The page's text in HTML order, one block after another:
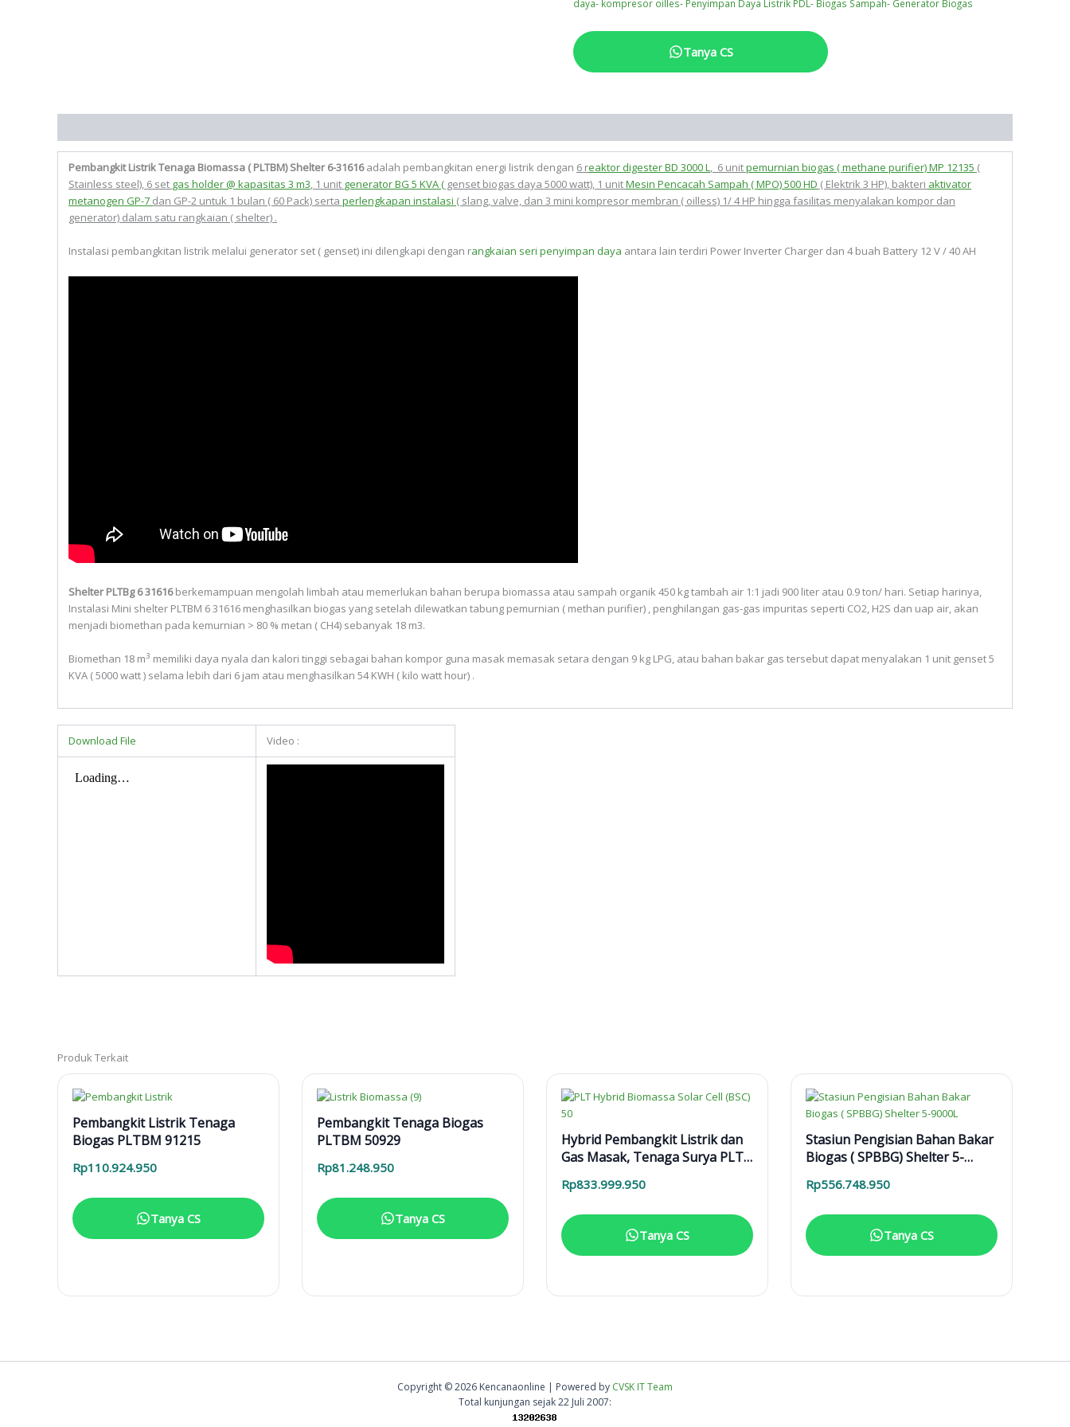
daya- kompresor oilles- Penyimpan Daya Listrik PDL- Biogas Sampah- Generator Biogas
Tanya CS
Pembangkit Listrik Tenaga Biomassa ( PLTBM) Shelter 6-31616adalah pembangkitan energi listrik dengan 6 reaktor digester BD 3000 L, 6 unitpemurnian biogas ( methane purifier) MP 12135 (
Stainless steel), 6 set gas holder @ kapasitas 3 m3, 1 unit generator BG 5 KVA ( genset biogas daya 5000 watt), 1 unitMesin Pencacah Sampah ( MPO) 500 HD ( Elektrik 3 HP), bakteri aktivator
metanogen GP-7 dan GP-2 untuk 1 bulan ( 60 Pack) serta perlengkapan instalasi ( slang, valve, dan 3 mini kompresor membran ( oilless) 1/ 4 HP hingga fasilitas menyalakan kompor dan
generator) dalam satu rangkaian ( shelter) .
Instalasi pembangkitan listrik melalui generator set ( genset) ini dilengkapi dengan rangkaian seri penyimpan daya antara lain terdiri Power Inverter Charger dan 4 buah Battery 12 V / 40 AH
Shelter PLTBg 6 31616berkemampuan mengolah limbah atau memerlukan bahan berupa biomassa atau sampah organik 450 kg tambah air 1:1 jadi 900 liter atau 0.9 ton/ hari. Setiap harinya,
Instalasi Mini shelter PLTBM 6 31616 menghasilkan biogas yang setelah dilewatkan tabung pemurnian ( methan purifier) , penghilangan gas-gas impuritas seperti CO2, H2S dan uap air, akan
menjadi biomethan pada kemurnian > 80 % metan ( CH4) sebanyak 18 m3.
Biomethan 18 m3 memiliki daya nyala dan kalori tinggi sebagai bahan kompor guna masak memasak setara dengan 9 kg LPG, atau bahan bakar gas tersebut dapat menyalakan 1 unit genset 5
KVA ( 5000 watt ) selama lebih dari 6 jam atau menghasilkan 54 KWH ( kilo watt hour) .
Download File Video :
Produk Terkait
Pembangkit Listrik Tenaga
Biogas PLTBM 91215
Rp110.924.950
Tanya CS
Pembangkit Tenaga Biogas
PLTBM 50929
Rp81.248.950
Tanya CS
Hybrid Pembangkit Listrik dan
Gas Masak, Tenaga Surya PLTS
Rp833.999.950
Tanya CS
Stasiun Pengisian Bahan Bakar
Biogas ( SPBBG) Shelter 5-
Rp556.748.950
Tanya CS
Copyright © 2026 Kencanaonline | Powered by CVSK IT Team
Total kunjungan sejak 22 Juli 2007: